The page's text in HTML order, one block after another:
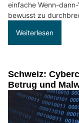
einfache Wenn-
bewusst zu
Weiterlesen
Schweiz:
Betrug und